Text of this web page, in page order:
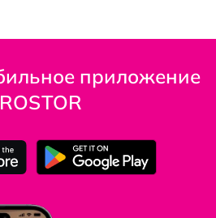
приложение